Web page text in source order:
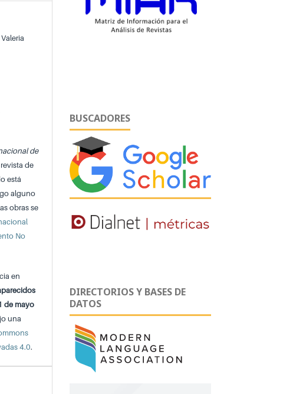
de
de
está
alguno
obras se
No
en
de mayo
una
4.0.
BUSCADORES
DIRECTORIOS Y BASES DE
DATOS